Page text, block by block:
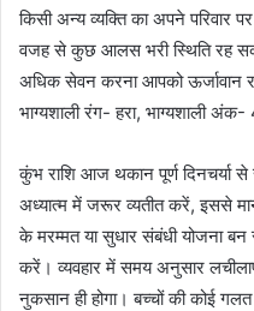
किसी अन्य व्यक्ति का अपने परिवार
वजह से कुछ आलस भरी स्थिति रह
अधिक सेवन करना आपको ऊर्जावान
भाग्यशाली रंग- हरा, भाग्यशाली अंक-
कुंभ राशि आज थकान पूर्ण दिनचर्या
अध्यात्म में जरूर व्यतीत करें, इससे
के मरम्मत या सुधार संबंधी योजना बन
करें। व्यवहार में समय अनुसार
नुकसान ही होगा। बच्चों की कोई